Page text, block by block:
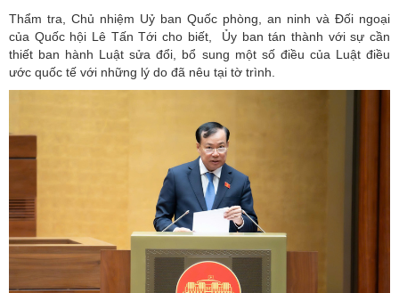
Thẩm tra, Chủ nhiệm Uỷ ban Quốc phòng, an ninh và Đối ngoại
của Quốc hội Lê Tấn Tới cho biết, Ủy ban tán thành với sự cần
thiết ban hành Luật sửa đổi, bổ sung một số điều của Luật điều
ước quốc tế với những lý do đã nêu tại tờ trình.